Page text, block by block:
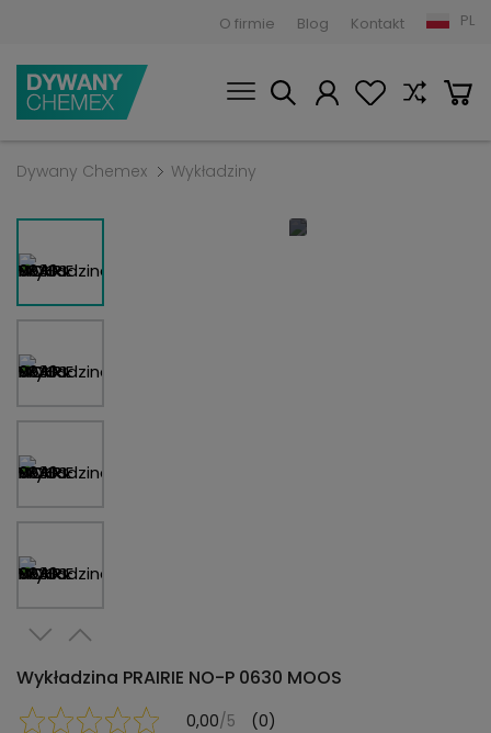
O firmie Blog Kontakt PL
Dywany Chemex Wykładziny
Wykładzina PRAIRIE NO-P 0630 MOOS
0,00/5 (0)